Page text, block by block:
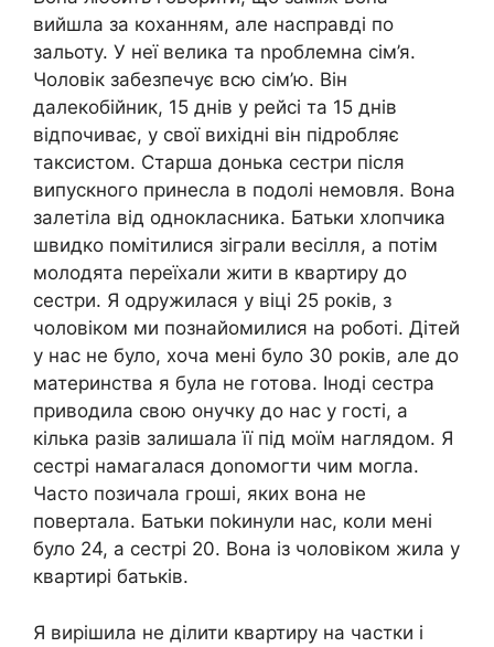
вийшла за коханням, але насправді по
зальоту. У неї велика та nроблемна сім’я.
Чоловік забезпечує всю сім’ю. Він
далекобійник, 15 днів у рейсі та 15 днів
відпочиває, у свої вихідні він підробляє
таксистом. Старша донька сестри після
випускного принесла в подолі немовля. Вона
залетіла від однокласника. Батьки хлопчика
швидко помітилися зіграли весілля, а потім
молодята переїхали жити в квартиру до
сестри. Я одружилася у віці 25 років, з
чоловіком ми познайомилися на роботі. Дітей
у нас не було, хоча мені було 30 років, але до
материнства я була не готова. Іноді сестра
приводила свою онучку до нас у гості, а
кілька разів залишала її під моїм наглядом. Я
сестрі намагалася доnомогти чим могла.
Часто позичала гроші, яких вона не
повертала. Батьки поkинули нас, коли мені
було 24, а сестрі 20. Вона із чоловіком жила у
квартирі батьків.
Я вирішила не ділити квартиру на частки і